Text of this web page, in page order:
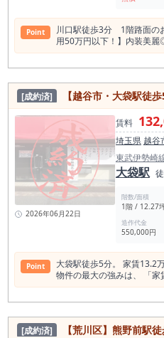
規模×居抜き」の条件は、
合う場合は検討が進みやすい傾向
す。 現地をご確認いただく
ジが具体化し、判断材料が整理
条件に合う場合は、まずは
現地をご確認ください。
えられます。 賃料は19.8万円＋管理費1.1万円。 駅徒歩2分・1
階路面という条件を踏まえる
な業態に向いています ・地域密着型居酒屋 ・昼夜回転型定食
業態 ・ラーメン店 ・テイ
“住宅地×通勤導線”立地の
ート型」が相性良好です。 蓮田エリアでの開業メリット ✔ 大
宮まで約10分 ✔ 都心通勤
め ✔ 家賃水準が都内より低い 都内同条件と比較する
が生じるケースがあります
店できる点が最大の魅力です。 駅徒歩圏の路面物件と
対象になりやすいタイプです。 蓮田駅エリアで開業を検
ている方は、 まずは現地の
お問い合わせはお早めに。
Point
川口駅徒歩3分 1階路面の
用50万円以下！】内装美
合わせください！
[成約済] 【越谷市・大袋駅徒歩5分】家賃
2026年06月22日
賃料
埼玉県 越谷
東武伊勢崎
大袋駅
階数/面積
1階 / 12.27
造作代金
550,000円
Point
大袋駅徒歩5分。 家賃13.2
物件の最大の強みは、 「
にあります。 少人数でもオペレーションが組みやすい構造で
業態まで 現実的に検討できます。 家賃13.2万円
商180〜220万円前後でも
[成約済] 【荒川区】熊野前駅徒歩2分／駅出てすぐのラー